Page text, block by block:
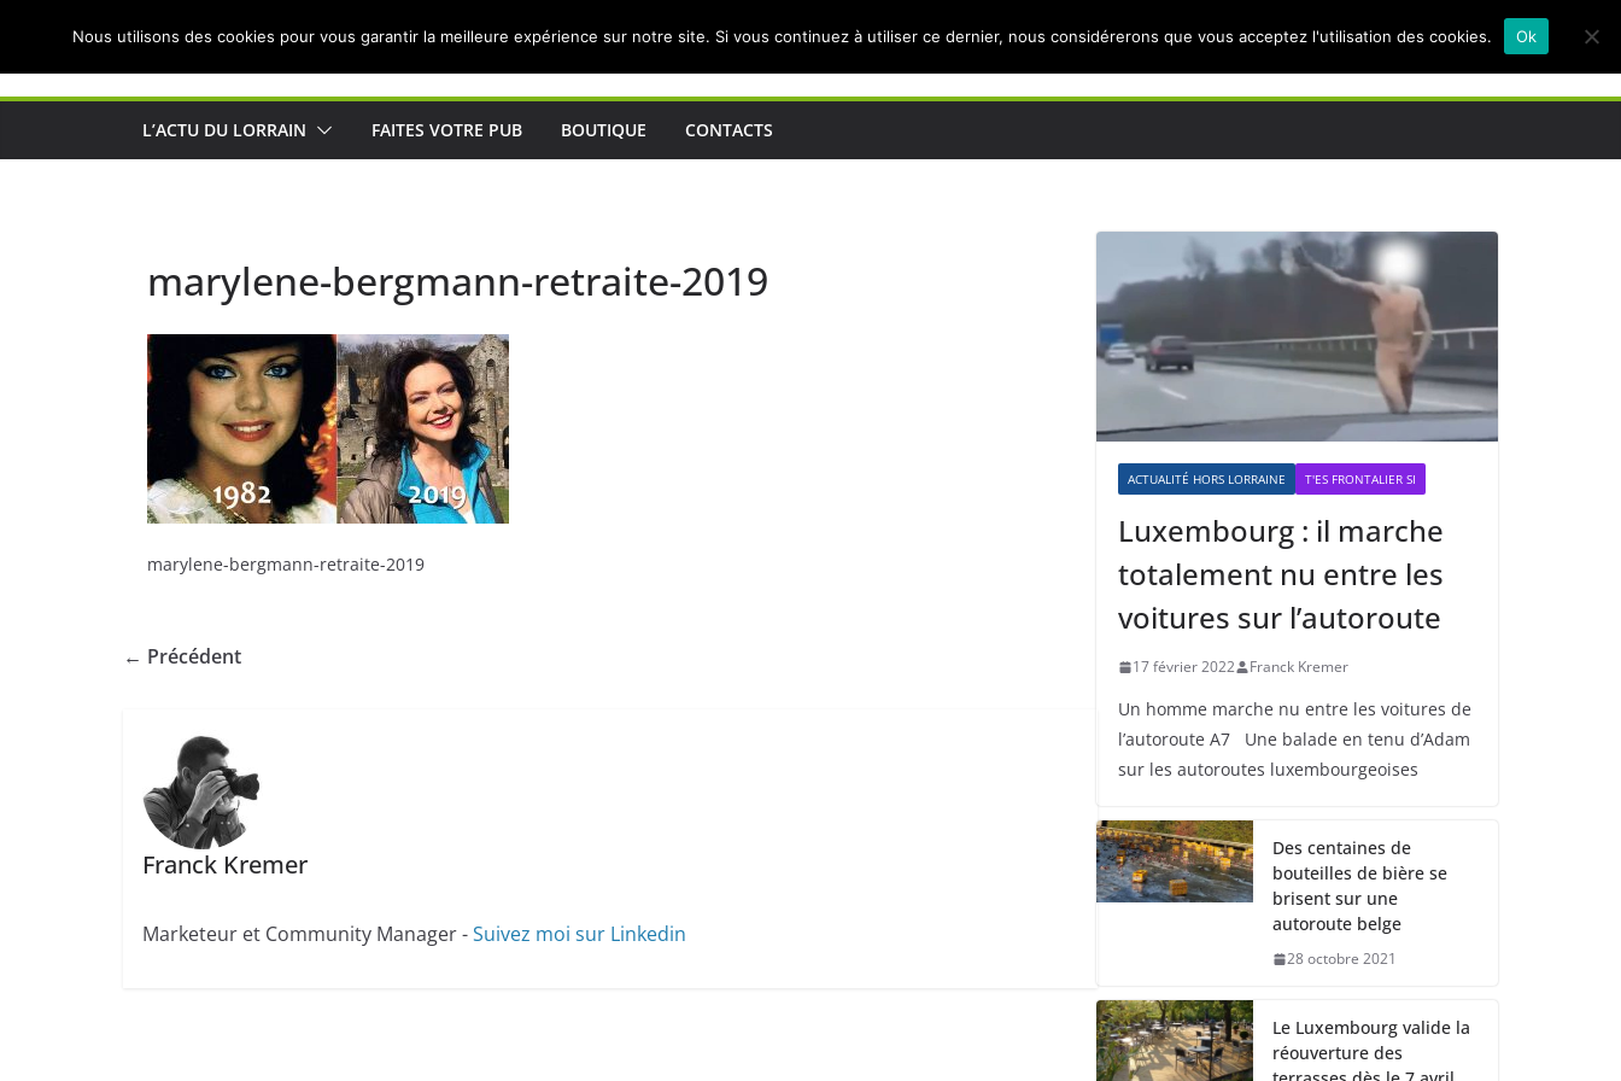
Actualités de Lorraine pour les Lorrains
L’ACTU DU LORRAIN FAITES VOTRE PUB BOUTIQUE CONTACTS
marylene-bergmann-retraite-2019
marylene-bergmann-retraite-2019
← Précédent
Franck Kremer
Marketeur et Community Manager -Suivez moi sur Linkedin
ACTUALITÉ HORS LORRAINE T'ES FRONTALIER SI
Luxembourg : il marche
totalement nu entre les
voitures sur l’autoroute
17 février 2022 Franck Kremer
Un homme marche nu entre les voitures de
l’autoroute A7 Une balade en tenu d’Adam
sur les autoroutes luxembourgeoises
Des centaines de
bouteilles de bière se
brisent sur une
autoroute belge
28 octobre 2021
Le Luxembourg valide la
réouverture des
Nous utilisons des cookies pour vous garantir la meilleure expérience sur notre site. Si vous continuez à utiliser ce dernier, nous considérerons que vous acceptez l'utilisation des cookies. Ok